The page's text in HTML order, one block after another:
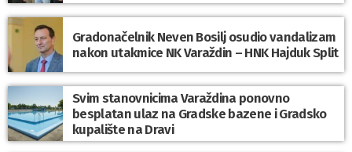
Gradonačelnik Neven Bosilj osudio vandalizam
nakon utakmice NK Varaždin – HNK Hajduk Split
Svim stanovnicima Varaždina ponovno
besplatan ulaz na Gradske bazene i Gradsko
kupalište na Dravi